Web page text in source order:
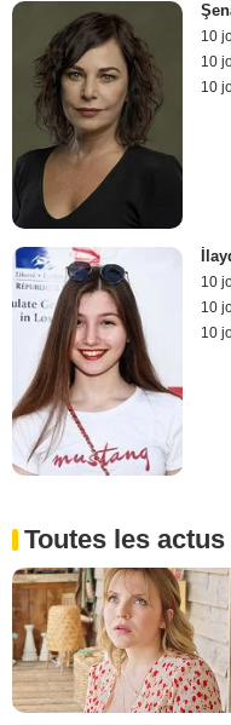
10
10
10
10
10
10
Toutes les